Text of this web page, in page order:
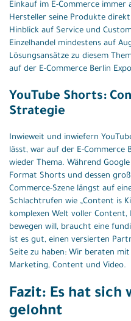
Einkauf im E-Commerce immer
Hersteller seine Produkte
Hinblick auf Service und
Einzelhandel mindestens auf
Lösungsansätze zu diesem
auf der E-Commerce Berlin
YouTube Shorts:
Strategie
Inwieweit und inwiefern
lässt, war auf der E-Commerce
wieder Thema. Während
Format Shorts und dessen
Commerce-Szene längst auf
Schlachtrufen wie „Content is
komplexen Welt voller
bewegen will, braucht eine
ist es gut, einen versierten
Seite zu haben: Wir beraten
Marketing, Content und Video.
Fazit: Es hat
gelohnt